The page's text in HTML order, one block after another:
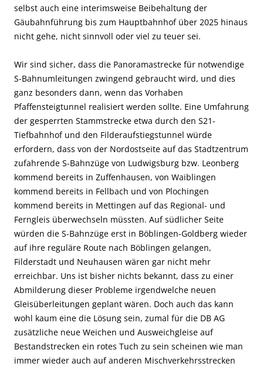
selbst auch eine interimsweise Beibehaltung der
Gäubahnführung bis zum Hauptbahnhof über 2025 hinaus
nicht gehe, nicht sinnvoll oder viel zu teuer sei.
Wir sind sicher, dass die Panoramastrecke für notwendige
S-Bahnumleitungen zwingend gebraucht wird, und dies
ganz besonders dann, wenn das Vorhaben
Pfaffensteigtunnel realisiert werden sollte. Eine Umfahrung
der gesperrten Stammstrecke etwa durch den S21-
Tiefbahnhof und den Filderaufstiegstunnel würde
erfordern, dass von der Nordostseite auf das Stadtzentrum
zufahrende S-Bahnzüge von Ludwigsburg bzw. Leonberg
kommend bereits in Zuffenhausen, von Waiblingen
kommend bereits in Fellbach und von Plochingen
kommend bereits in Mettingen auf das Regional- und
Ferngleis überwechseln müssten. Auf südlicher Seite
würden die S-Bahnzüge erst in Böblingen-Goldberg wieder
auf ihre reguläre Route nach Böblingen gelangen,
Filderstadt und Neuhausen wären gar nicht mehr
erreichbar. Uns ist bisher nichts bekannt, dass zu einer
Abmilderung dieser Probleme irgendwelche neuen
Gleisüberleitungen geplant wären. Doch auch das kann
wohl kaum eine die Lösung sein, zumal für die DB AG
zusätzliche neue Weichen und Ausweichgleise auf
Bestandstrecken ein rotes Tuch zu sein scheinen wie man
immer wieder auch auf anderen Mischverkehrsstrecken